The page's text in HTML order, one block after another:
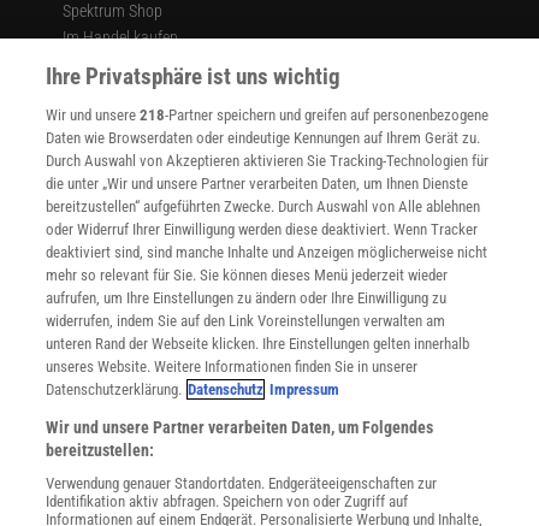
Spektrum Shop
Im Handel kaufen
Presse
Verträge kündigen
Widerruf
INFO
Mediadaten
Datenschutz
Nutzungsbedingungen
Cookie-Einstellungen
Utiq verwalten
Nutzungsbasierte Onlinewerbung
Alle Artikel
Impressum
Angebote für Schulen
Angebote für Institutionen
Sprachen lernen mit Gymglish
Lexika
Ihre Privatsphäre ist uns wichtig
Wir und unsere218-Partner speichern und greifen auf personenbezogene
Daten wie Browserdaten oder eindeutige Kennungen auf Ihrem Gerät zu.
Durch Auswahl von Akzeptieren aktivieren Sie Tracking-Technologien für
die unter „Wir und unsere Partner verarbeiten Daten, um Ihnen Dienste
bereitzustellen“ aufgeführten Zwecke. Durch Auswahl von Alle ablehnen
oder Widerruf Ihrer Einwilligung werden diese deaktiviert. Wenn Tracker
deaktiviert sind, sind manche Inhalte und Anzeigen möglicherweise nicht
mehr so relevant für Sie. Sie können dieses Menü jederzeit wieder
aufrufen, um Ihre Einstellungen zu ändern oder Ihre Einwilligung zu
widerrufen, indem Sie auf den Link Voreinstellungen verwalten am
unteren Rand der Webseite klicken. Ihre Einstellungen gelten innerhalb
unseres Website. Weitere Informationen finden Sie in unserer
Datenschutzerklärung. Datenschutz Impressum
Wir und unsere Partner verarbeiten Daten, um Folgendes
bereitzustellen:
Verwendung genauer Standortdaten. Endgeräteeigenschaften zur
Identifikation aktiv abfragen. Speichern von oder Zugriff auf
Informationen auf einem Endgerät. Personalisierte Werbung und Inhalte,